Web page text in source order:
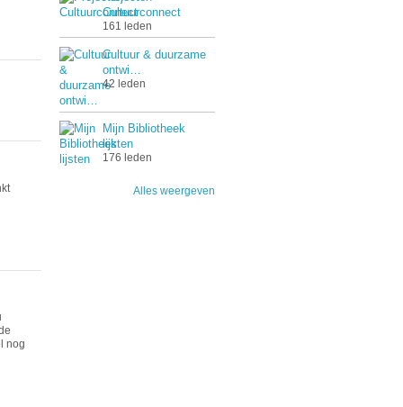
nog
Cultuurconnect
161 leden
Cultuur & duurzame
ontwi…
42 leden
Mijn Bibliotheek
lijsten
176 leden
Alles weergeven